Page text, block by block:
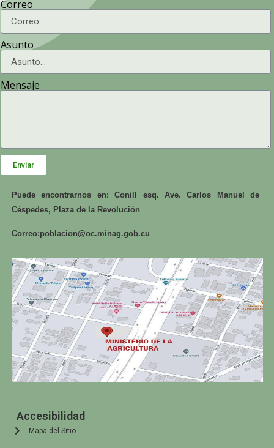
Correo
Asunto
Mensaje
Enviar
Puede encontrarnos en: Conill esq. Ave. Carlos Manuel de
Céspedes, Plaza de la Revolución
Correo:poblacion@oc.minag.gob.cu
Accesibilidad
Mapa del Sitio